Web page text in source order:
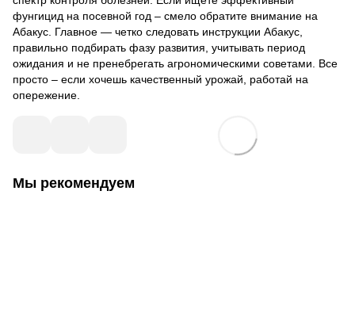
фунгицид на посевной год – смело обратите внимание на
Абакус. Главное — четко следовать инструкции Абакус,
правильно подбирать фазу развития, учитывать период
ожидания и не пренебрегать агрономическими советами. Все
просто – если хочешь качественный урожай, работай на
опережение.
Мы рекомендуем